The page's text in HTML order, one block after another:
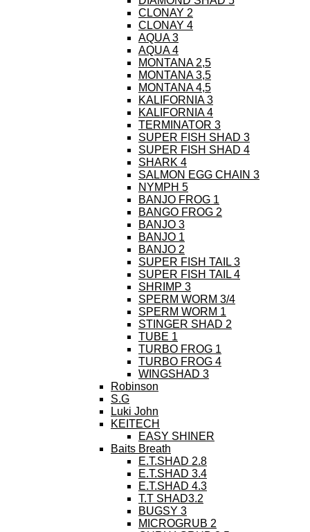
CLONAY 2
CLONAY 4
AQUA 3
AQUA 4
MONTANA 2,5
MONTANA 3,5
MONTANA 4,5
KALIFORNIA 3
KALIFORNIA 4
TERMINATOR 3
SUPER FISH SHAD 3
SUPER FISH SHAD 4
SHARK 4
SALMON EGG CHAIN 3
NYMPH 5
BANJO FROG 1
BANGO FROG 2
BANJO 3
BANJO 1
BANJO 2
SUPER FISH TAIL 3
SUPER FISH TAIL 4
SHRIMP 3
SPERM WORM 3/4
SPERM WORM 1
STINGER SHAD 2
TUBE 1
TURBO FROG 1
TURBO FROG 4
WINGSHAD 3
Robinson
S.G
Luki John
KEITECH
EASY SHINER
Baits Breath
E.T.SHAD 2.8
E.T.SHAD 3.4
E.T.SHAD 4.3
T.T SHAD3.2
BUGSY 3
MICROGRUB 2